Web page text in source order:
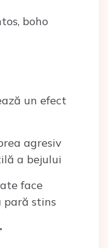
boho
un efect
agresiv
a bejului
face
pară stins